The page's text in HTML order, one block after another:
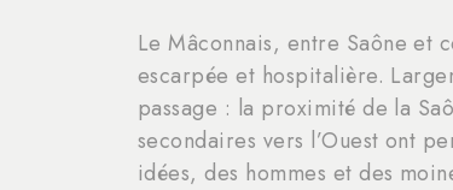
Le Mâconnais, entre Saône et
escarpée et hospitalière.
passage : la proximité de la
secondaires vers l’Ouest ont
idées, des hommes et des